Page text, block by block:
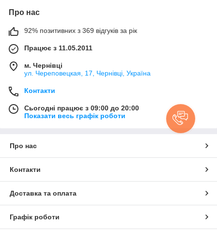
Про нас
92% позитивних з 369 відгуків за рік
Працює з 11.05.2011
м. Чернівці
ул. Череповецкая, 17, Чернівці, Україна
Контакти
Сьогодні працює з 09:00 до 20:00
Показати весь графік роботи
Про нас
Контакти
Доставка та оплата
Графік роботи